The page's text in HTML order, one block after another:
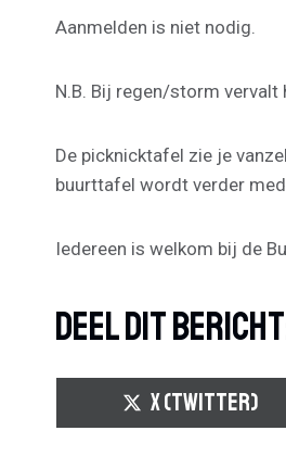
Aanmelden is niet nodig.
N.B. Bij regen/storm vervalt
De picknicktafel zie je
buurttafel wordt verder
Iedereen is welkom bij de
Deel Dit
S
H
X (TWITTER)